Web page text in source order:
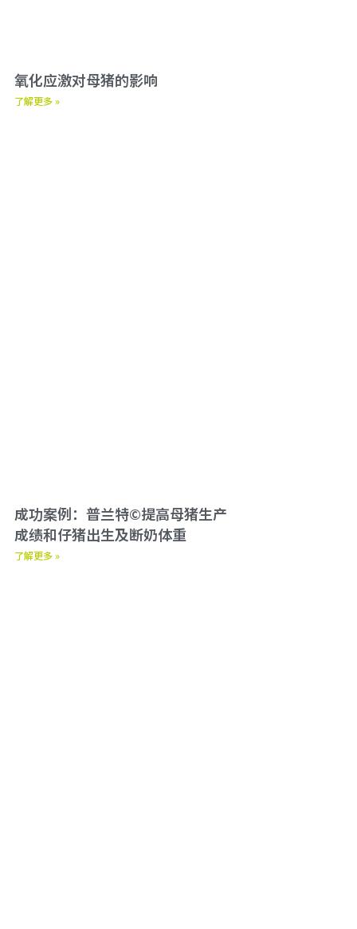
氧化应激对母猪的影响
了解更多 »
成功案例：普兰特©提高母猪生产
成绩和仔猪出生及断奶体重
了解更多 »